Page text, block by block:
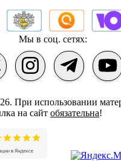
Мы в соц. сетях:
При использовании
на сайт обязательна!